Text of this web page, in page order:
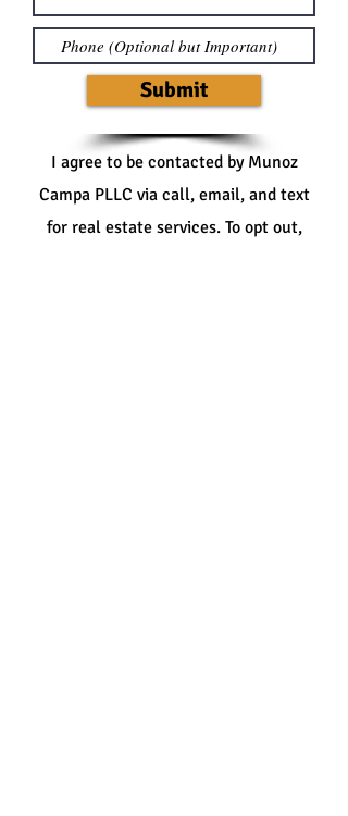
Submit
I agree to be contacted by Munoz
Campa PLLC via call, email, and text
for real estate services. To opt out,